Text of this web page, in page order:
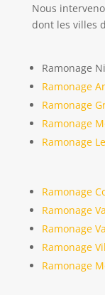
Nous
dont les villes
Ramonage
Ramonage
Ramonage
Ramonage
Ramonage
Ramonage
Ramonage
Ramonage
Ramonage
Ramonage